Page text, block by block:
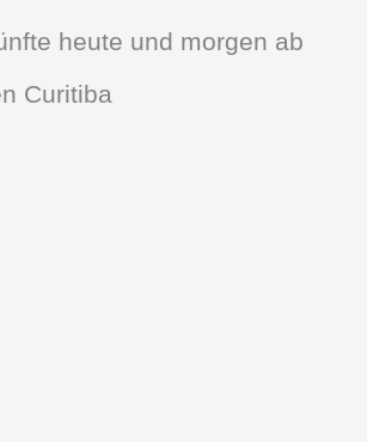
heute und morgen ab
Curitiba